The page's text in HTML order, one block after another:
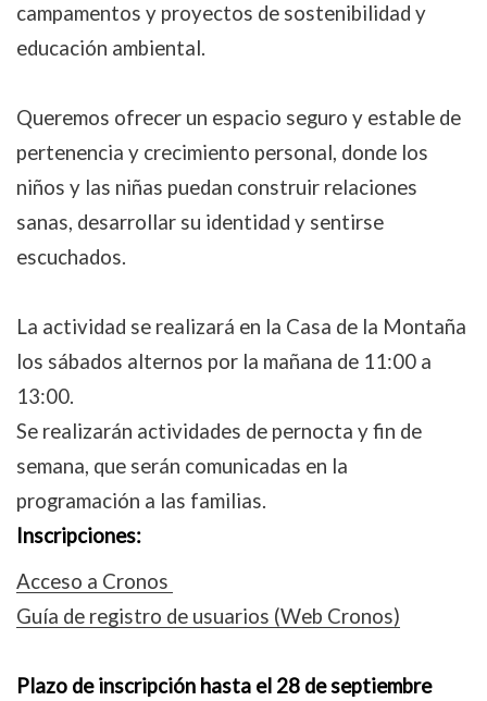
campamentos y proyectos de sostenibilidad y
educación ambiental.
Queremos ofrecer un espacio seguro y estable de
pertenencia y crecimiento personal, donde los
niños y las niñas puedan construir relaciones
sanas, desarrollar su identidad y sentirse
escuchados.
La actividad se realizará en la Casa de la Montaña
los sábados alternos por la mañana de 11:00 a
13:00.
Se realizarán actividades de pernocta y fin de
semana, que serán comunicadas en la
programación a las familias.
Inscripciones:
Acceso a Cronos
Guía de registro de usuarios (Web Cronos)
Plazo de inscripción hasta el 28 de septiembre